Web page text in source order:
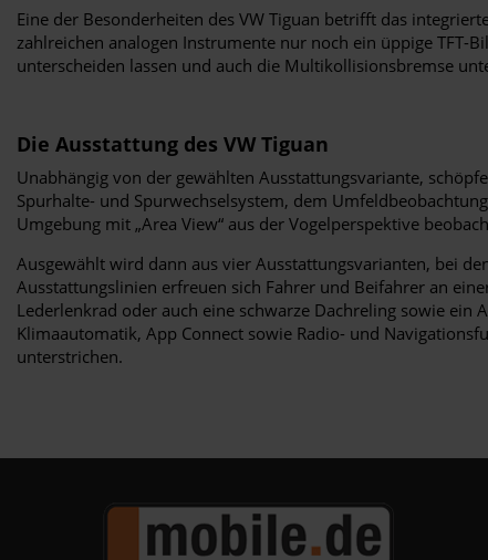
Eine der Besonderheiten des VW Tiguan betrifft das
zahlreichen analogen Instrumente nur noch ein üppige
unterscheiden lassen und auch die Multikollisionsbremse
Die Ausstattung des VW Tiguan
Unabhängig von der gewählten Ausstattungsvariante,
Spurhalte- und Spurwechselsystem, dem
Umgebung mit „Area View“ aus der Vogelperspektive
Ausgewählt wird dann aus vier Ausstattungsvarianten, bei
Ausstattungslinien erfreuen sich Fahrer und Beifahrer an
Lederlenkrad oder auch eine schwarze Dachreling sowie
Klimaautomatik, App Connect sowie Radio- und
unterstrichen.